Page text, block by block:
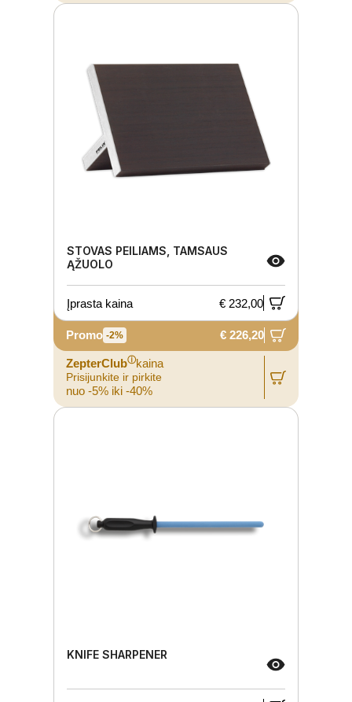
STOVAS PEILIAMS, TAMSAUS
ĄŽUOLO
Įprasta kaina € 232,00
Promo -2% € 226,20
ZepterClubⓘkaina
Prisijunkite ir pirkite
nuo -5% iki -40%
KNIFE SHARPENER